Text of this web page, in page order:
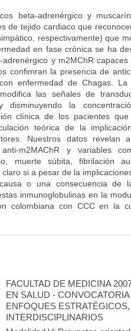
beta-adrenérgico y
de tejido cardiaco que
respectivamente) que
en fase crónica se ha
y m2MChR
confimran la presencia de
enfermedad de Chagas. La
las señales de
disminuyendo la
clínica de los pacientes
teórica de la
Nuestros datos revelan
m2MAChR y variables
muerte súbita, fibrilación
si a pesar de la
o una consecuencia de
inmunoglobulinas en la
colombiana con CCC en la
FACULTAD DE MEDICINA
EN SALUD -
ENFOQUES
INTERDISCIPLINARIOS